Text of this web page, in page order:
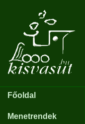
Főoldal
Menetrendek